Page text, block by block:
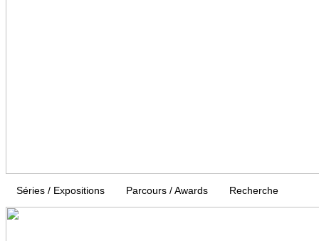
Séries / Expositions Parcours / Awards Recherche